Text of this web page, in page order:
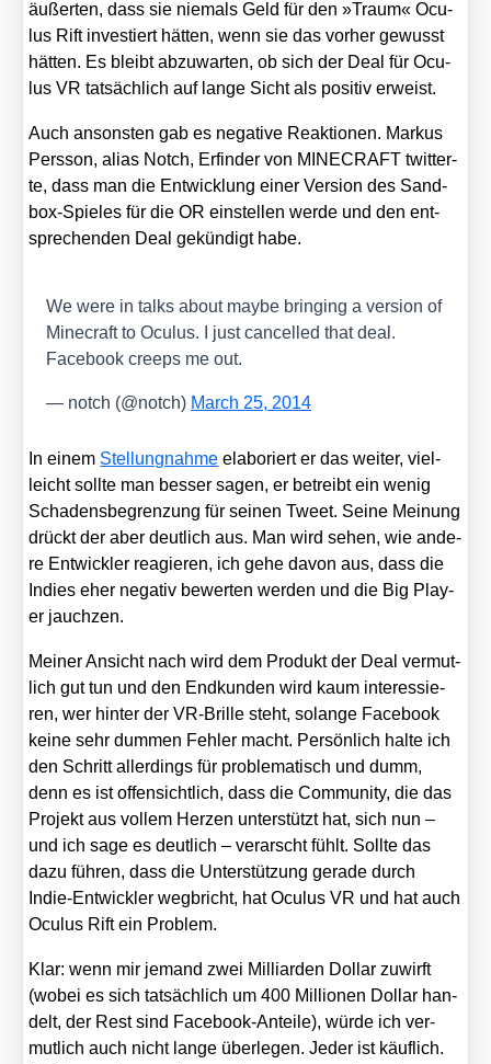
äußer­ten, dass sie nie­mals Geld für den »Traum« Ocu­
lus Rift inves­tiert hät­ten, wenn sie das vor­her gewusst
hät­ten. Es bleibt abzu­war­ten, ob sich der Deal für Ocu­
lus VR tat­säch­lich auf lan­ge Sicht als posi­tiv erweist.
Auch ansons­ten gab es nega­ti­ve Reak­tio­nen. Mar­kus
Pers­son, ali­as Notch, Erfin­der von MINECRAFT twit­ter­
te, dass man die Ent­wick­lung einer Ver­si­on des Sand­
box-Spie­les für die OR ein­stel­len wer­de und den ent­
spre­chen­den Deal gekün­digt habe.
We were in talks about may­be brin­ging a ver­si­on of
Mine­craft to Ocu­lus. I just can­cel­led that deal.
Face­book creeps me out.
— notch (@notch) March 25, 2014
In einem Stel­lung­nah­me ela­bo­riert er das wei­ter, viel­
leicht soll­te man bes­ser sagen, er betreibt ein wenig
Scha­dens­be­gren­zung für sei­nen Tweet. Sei­ne Mei­nung
drückt der aber deut­lich aus. Man wird sehen, wie ande­
re Ent­wick­ler reagie­ren, ich gehe davon aus, dass die
Indies eher nega­tiv bewer­ten wer­den und die Big Play­
er jauch­zen.
Mei­ner Ansicht nach wird dem Pro­dukt der Deal ver­mut­
lich gut tun und den End­kun­den wird kaum inter­es­sie­
ren, wer hin­ter der VR-Bril­le steht, solan­ge Face­book
kei­ne sehr dum­men Feh­ler macht. Per­sön­lich hal­te ich
den Schritt aller­dings für pro­ble­ma­tisch und dumm,
denn es ist offen­sicht­lich, dass die Com­mu­ni­ty, die das
Pro­jekt aus vol­lem Her­zen unter­stützt hat, sich nun –
und ich sage es deut­lich – ver­arscht fühlt. Soll­te das
dazu füh­ren, dass die Unter­stüt­zung gera­de durch
Indie-Ent­wick­ler weg­bricht, hat Ocu­lus VR und hat auch
Ocu­lus Rift ein Pro­blem.
Klar: wenn mir jemand zwei Mil­li­ar­den Dol­lar zuwirft
(wobei es sich tat­säch­lich um 400 Mil­lio­nen Dol­lar han­
delt, der Rest sind Face­book-Antei­le), wür­de ich ver­
mut­lich auch nicht lan­ge über­le­gen. Jeder ist käuf­lich.